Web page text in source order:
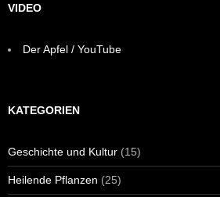
VIDEO
Der Apfel / YouTube
KATEGORIEN
Geschichte und Kultur (15)
Heilende Pflanzen (25)